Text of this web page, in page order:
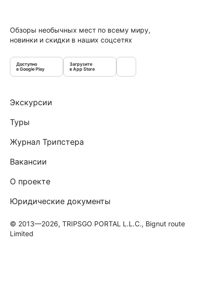
Обзоры необычных мест по всему миру,
новинки и скидки в наших соцсетях
Доступно
в Google Play
Загрузите
в App Store
Экскурсии
Туры
Журнал Трипстера
Вакансии
О проекте
Юридические документы
© 2013—2026, TRIPSGO PORTAL L.L.C., Bignut route
Limited